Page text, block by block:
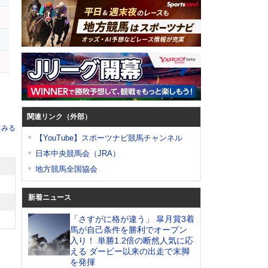
る
関連リンク（外部）
【YouTube】スポーツナビ競馬チャンネル
日本中央競馬会（JRA）
地方競馬全国協会
新着ニュース
「さすがに格が違う」 皐月賞3着
馬が自己条件を勝利でオープン
入り！ 単勝1.2倍の断然人気に応
える ダービー以来の出走で末脚
を発揮